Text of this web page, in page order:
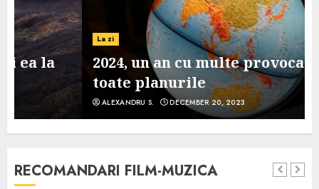
La zi
2024, un an cu multe provocari pe
toate planurile
DECEMBER 20, 2023
RECOMANDARI FILM-MUZICA